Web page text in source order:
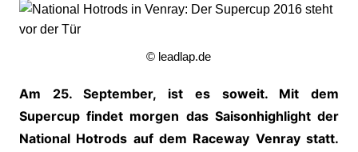
© leadlap.de
Am 25. September, ist es soweit. Mit dem
Supercup findet morgen das Saisonhighlight der
National Hotrods auf dem Raceway Venray statt.